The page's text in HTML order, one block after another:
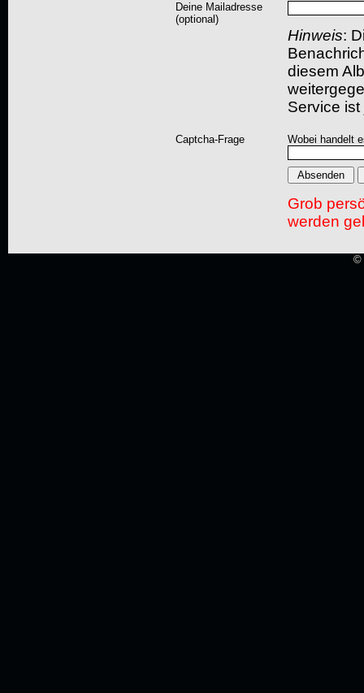
Deine Mailadresse
(optional)
Hinweis:
diesem
Service
Captcha-Frage Wobei handelt
Grob
werden
©